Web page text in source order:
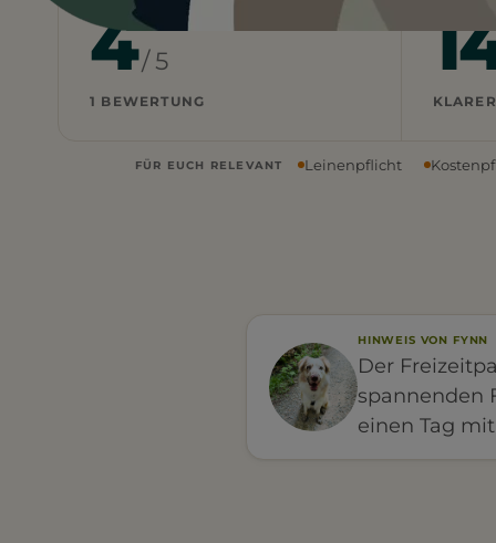
4/ 5
1 BEWERTUNG
FÜR EUCH RELEVANT Leinenpflicht
HINWEIS VON FYNN
Der
spannenden
einen Tag